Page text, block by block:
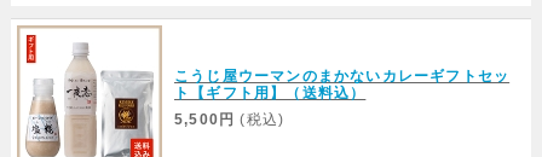
こうじ屋ウーマンのまかないカレーギフトセッ
ト【ギフト用】（送料込）
5,500円 (税込)